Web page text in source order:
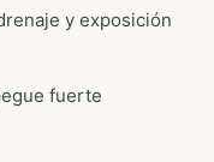
y exposición
fuerte